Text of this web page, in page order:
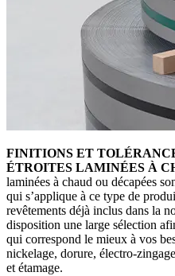
FINITIONS ET
ÉTROITES LAMINÉES À
laminées à chaud ou décapées
qui s’applique à ce type de
revêtements déjà inclus dans la
disposition une large sélection
qui correspond le mieux à vos
nickelage, dorure, électro-
et étamage.